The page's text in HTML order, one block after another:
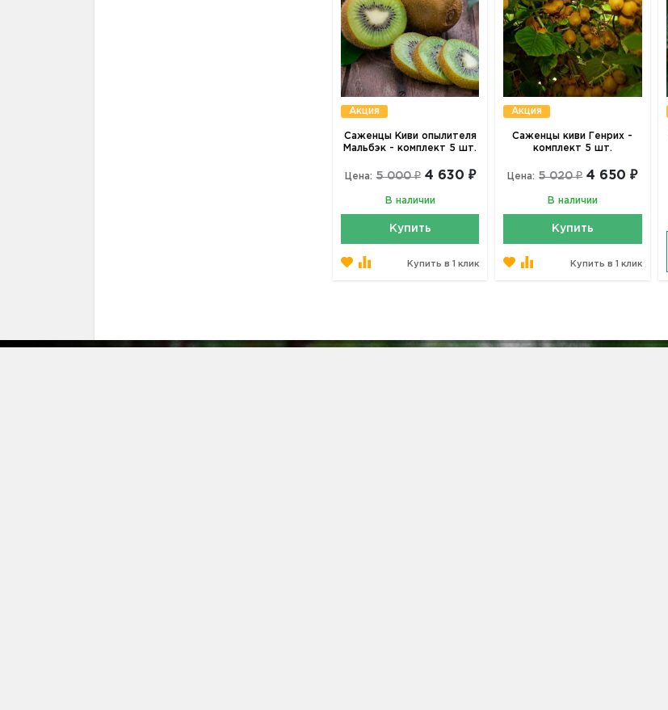
Акция
Саженцы Киви опылителя
Мальбэк - комплект 5 шт.
Цена: 5 000 ₽ 4 630 ₽
В наличии
Купить
Купить в 1 клик
Акция
Саженцы киви Генрих -
комплект 5 шт.
Цена: 5 020 ₽ 4 650 ₽
В наличии
Купить
Купить в 1 клик